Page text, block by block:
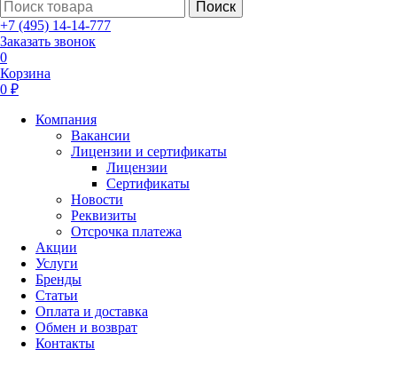
Поиск
+7 (495) 14-14-777
Заказать звонок
0
Корзина
0 ₽
Компания
Вакансии
Лицензии и сертификаты
Лицензии
Сертификаты
Новости
Реквизиты
Отсрочка платежа
Акции
Услуги
Бренды
Статьи
Оплата и доставка
Обмен и возврат
Контакты